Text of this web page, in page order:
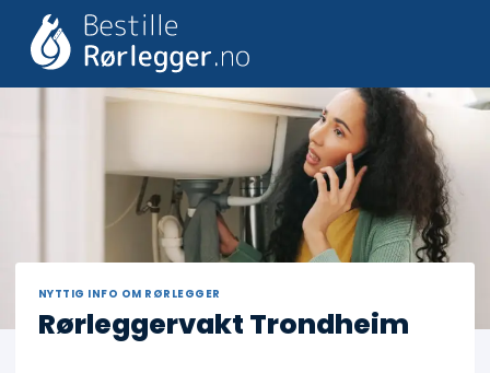
content
NYTTIG INFO OM RØRLEGGER
Rørleggervakt Trondheim